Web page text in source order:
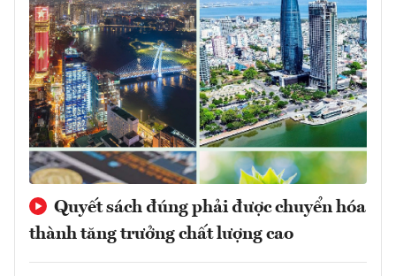
Quyết sách đúng phải được chuyển hóa
thành tăng trưởng chất lượng cao